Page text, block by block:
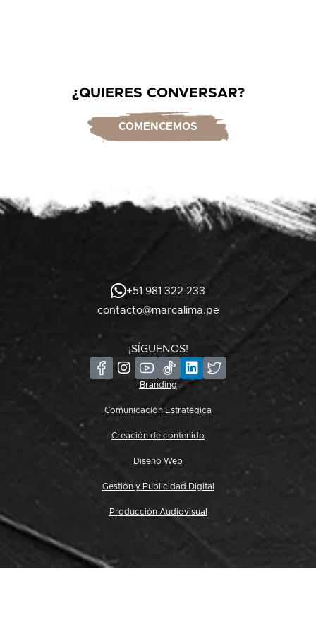
¿QUIERES CONVERSAR?
COMENCEMOS
+51 981 322 233
contacto@marcalima.pe
¡SÍGUENOS!
Branding
Comunicación Estratégica
Creación de contenido
Diseno Web
Gestión y Publicidad Digital
Producción Audiovisual